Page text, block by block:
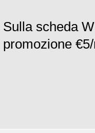
Sulla scheda
promozione